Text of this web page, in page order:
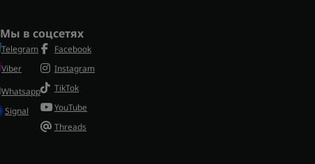
Мы в соцсетях
Telegram
Viber
Whatsapp
Signal
Facebook
Instagram
TikTok
YouTube
Threads